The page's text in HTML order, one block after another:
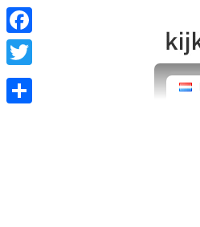
Facebook
Twitter